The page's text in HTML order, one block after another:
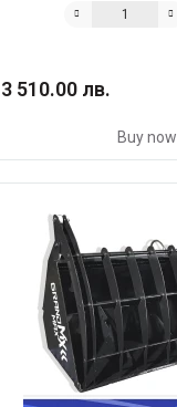
3 510.00 лв.
Buy now